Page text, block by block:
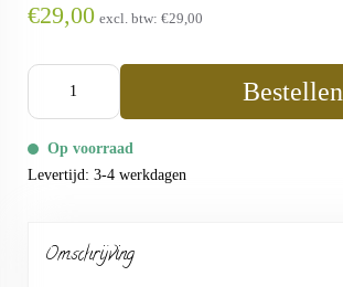
€29,00 excl. btw: €29,00
Bestellen
Op voorraad
Levertijd: 3-4 werkdagen
Omschrijving